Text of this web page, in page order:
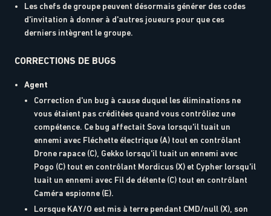
Les chefs de groupe peuvent désormais générer des codes
d'invitation à donner à d'autres joueurs pour que ces
derniers intègrent le groupe.
CORRECTIONS DE BUGS
Agent
Correction d'un bug à cause duquel les éliminations ne
vous étaient pas créditées quand vous contrôliez une
compétence. Ce bug affectait Sova lorsqu'il tuait un
ennemi avec Fléchette électrique (A) tout en contrôlant
Drone rapace (C), Gekko lorsqu'il tuait un ennemi avec
Pogo (C) tout en contrôlant Mordicus (X) et Cypher lorsqu'il
tuait un ennemi avec Fil de détente (C) tout en contrôlant
Caméra espionne (E).
Lorsque KAY/O est mis à terre pendant CMD/null (X), son